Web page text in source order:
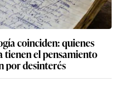
coinciden: quienes
tienen el pensamiento
por desinterés